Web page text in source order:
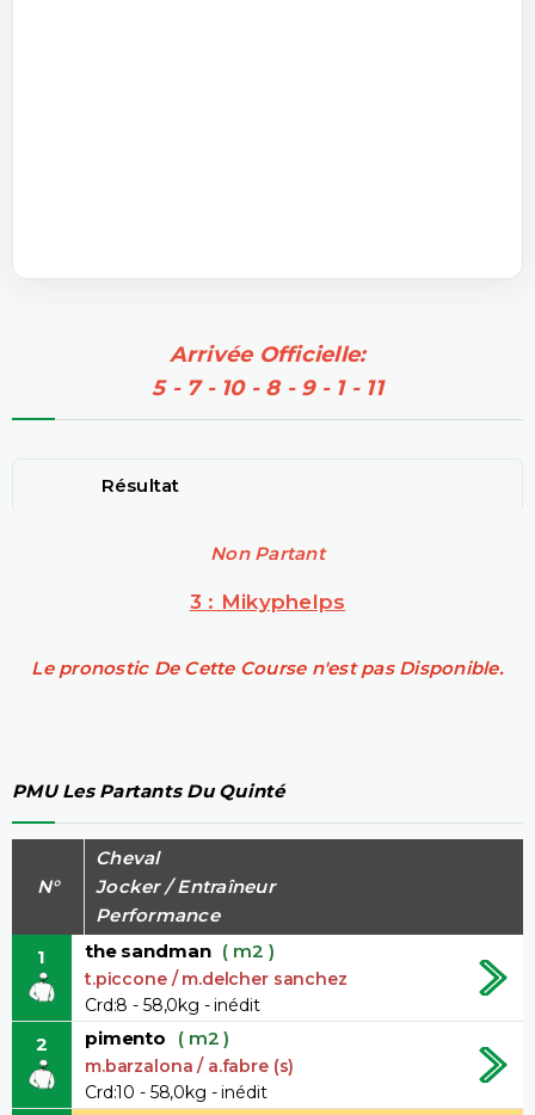
Arrivée Officielle:
5 - 7 - 10 - 8 - 9 - 1 - 11
Résultat
Non Partant
3 : Mikyphelps
Le pronostic De Cette Course n'est pas Disponible.
PMU Les Partants Du Quinté
N°
Cheval
Jocker / Entraîneur
Performance
1
the sandman ( m2 )
t.piccone / m.delcher sanchez
Crd:8 - 58,0kg - inédit
2 pimento ( m2 )
m.barzalona / a.fabre (s)
Crd:10 - 58,0kg - inédit